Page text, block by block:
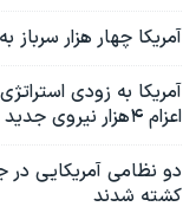
آمریکا چهار هزار
آمریکا به زودی
اعزام ۴هزار نیروی جدید
دو نظامی آمریکایی در
کشته شدند